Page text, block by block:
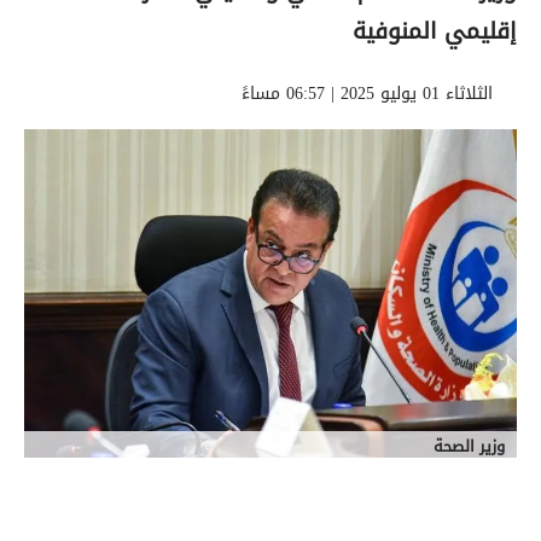
إقليمي المنوفية
الثلاثاء 01 يوليو 2025 | 06:57 مساءً
وزير الصحة